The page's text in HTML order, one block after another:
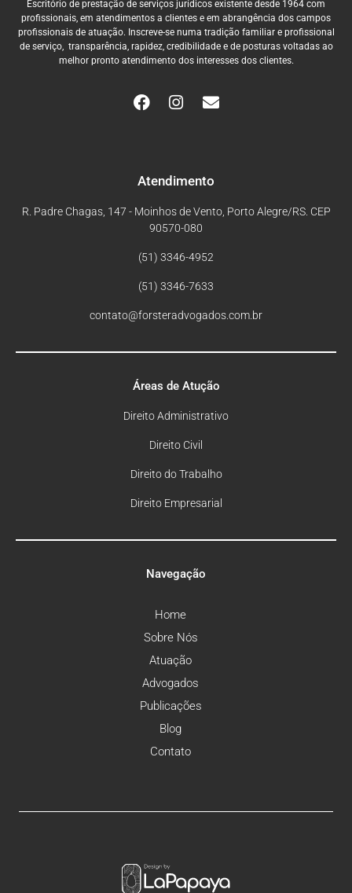
Navegação
Home
Sobre Nós
Atuação
Advogados
Publicações
Blog
Contato
Áreas de Atução
Direito Administrativo
Direito Civil
Direito do Trabalho
Direito Empresarial
Atendimento
R. Padre Chagas, 147 - Moinhos de Vento, Porto Alegre/RS. CEP
90570-080
(51) 3346-4952
(51) 3346-7633
contato@forsteradvogados.com.br
Escritório de prestação de serviços jurídicos existente desde 1964 com
profissionais, em atendimentos a clientes e em abrangência dos campos
profissionais de atuação. Inscreve-se numa tradição familiar e profissional
de serviço, transparência, rapidez, credibilidade e de posturas voltadas ao
melhor pronto atendimento dos interesses dos clientes.